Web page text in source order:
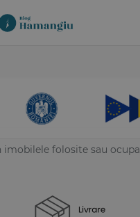
imobilele folosite sau